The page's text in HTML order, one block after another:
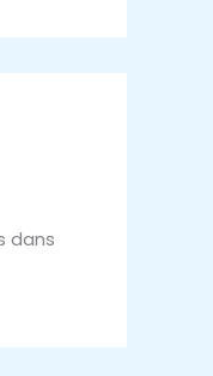
dans